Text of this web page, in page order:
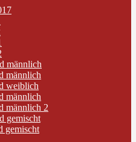
männlich
männlich
weiblich
männlich
männlich 2
gemischt
gemischt